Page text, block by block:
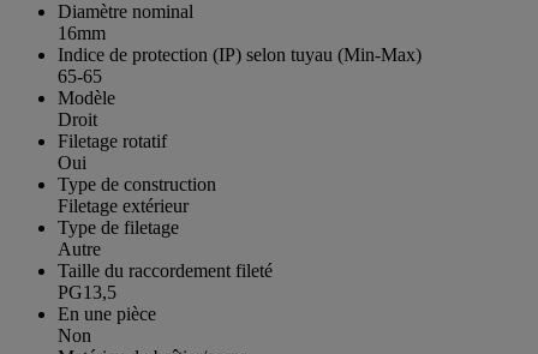
Diamètre nominal
16mm
Indice de protection (IP) selon tuyau (Min-Max)
65-65
Modèle
Droit
Filetage rotatif
Oui
Type de construction
Filetage extérieur
Type de filetage
Autre
Taille du raccordement fileté
PG13,5
En une pièce
Non